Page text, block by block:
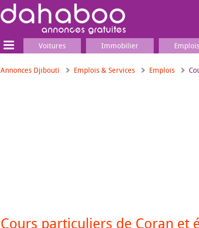
Voitures Immobilier Emplois
Annonces Djibouti Emplois & Services Emplois
Cours particuliers de Coran et